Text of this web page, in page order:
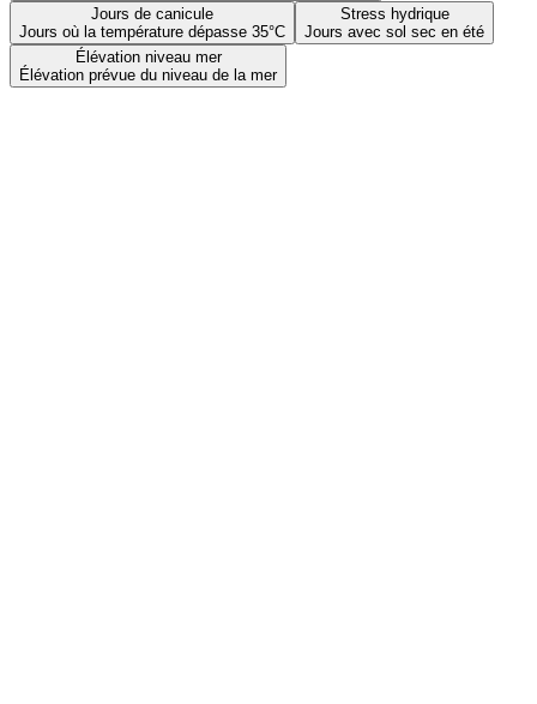
Jours de canicule
Jours où la température dépasse 35°C
Stress hydrique
Jours avec sol sec en été
Élévation niveau mer
Élévation prévue du niveau de la mer